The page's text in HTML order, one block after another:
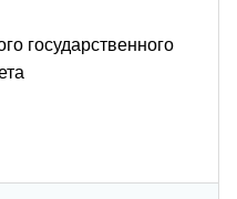
государственного